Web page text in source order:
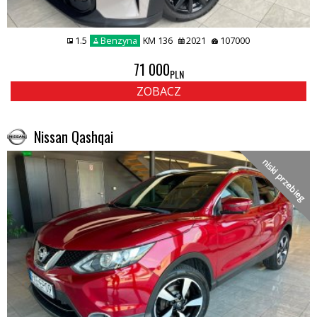
1.5 Benzyna KM 136 2021 107000
71 000PLN
ZOBACZ
Nissan Qashqai
niski przebieg